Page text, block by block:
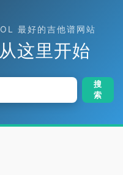
最好的吉他谱网站
这里开始
搜
索